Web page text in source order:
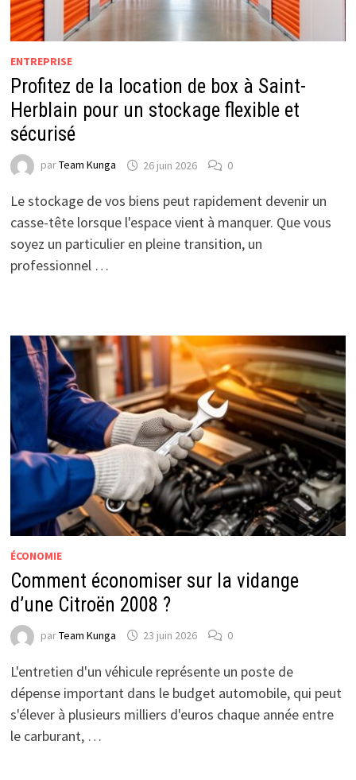
ENTREPRISE
Profitez de la location de box à Saint-
Herblain pour un stockage flexible et
sécurisé
parTeam Kunga 26 juin 2026 0
Le stockage de vos biens peut rapidement devenir un
casse-tête lorsque l'espace vient à manquer. Que vous
soyez un particulier en pleine transition, un
professionnel …
ÉCONOMIE
Comment économiser sur la vidange
d’une Citroën 2008 ?
parTeam Kunga 23 juin 2026 0
L'entretien d'un véhicule représente un poste de
dépense important dans le budget automobile, qui peut
s'élever à plusieurs milliers d'euros chaque année entre
le carburant, …